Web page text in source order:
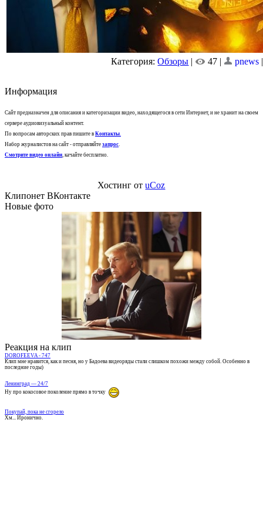
Категория:Обзоры | 47 | pnews
Информация
Сайт предназначен для описания и категоризации видео, находящегося в сети Интернет, и не хранит на своем
сервере аудиовизуальный контент.
По вопросам авторских прав пишите в Контакты.
Набор журналистов на сайт - отправляйте запрос.
Смотрите видео онлайн, качайте бесплатно.
Хостинг отuCoz
Клипонет ВКонтакте
Новые фото
Реакция на клип
DOROFEEVA - 747
Клип мне нравится, как и песня, но у Бадоева видеоряды стали слишком похожи между собой. Особенно в
последние годы)
Ленинград — 24/7
Ну про кокосовое поколение прямо в точку
Покупай, пока не сгорело
Хм... Иронично.